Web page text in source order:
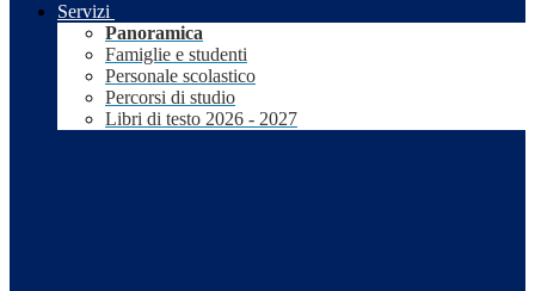
Servizi
Panoramica
Famiglie e studenti
Personale scolastico
Percorsi di studio
Libri di testo 2026 - 2027